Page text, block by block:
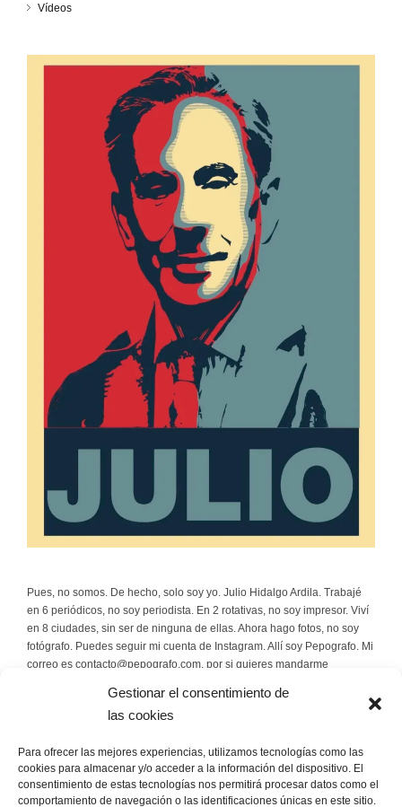
Gestionar el consentimiento de
las cookies
Para ofrecer las mejores experiencias, utilizamos tecnologías como las
cookies para almacenar y/o acceder a la información del dispositivo. El
consentimiento de estas tecnologías nos permitirá procesar datos como el
comportamiento de navegación o las identificaciones únicas en este sitio.
Vídeos
Pues, no somos. De hecho, solo soy yo. Julio Hidalgo Ardila. Trabajé
en 6 periódicos, no soy periodista. En 2 rotativas, no soy impresor. Viví
en 8 ciudades, sin ser de ninguna de ellas. Ahora hago fotos, no soy
fotógrafo. Puedes seguir mi cuenta de Instagram. Allí soy Pepografo. Mi
correo es contacto@pepografo.com, por si quieres mandarme
contacto@pepografo.com